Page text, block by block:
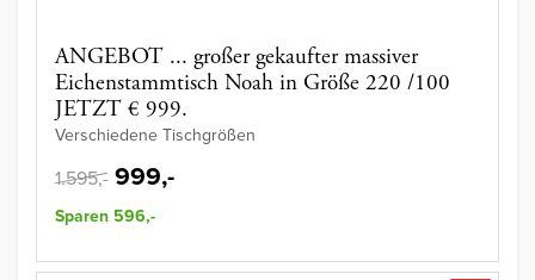
ANGEBOT ... großer gekaufter massiver
Eichenstammtisch Noah in Größe 220 /100
JETZT € 999.
Verschiedene Tischgrößen
1.595,- 999,-
Sparen 596,-